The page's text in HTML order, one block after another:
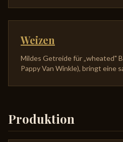
Weizen
Mildes Getreide für „wheated"
Pappy Van Winkle), bringt eine
Produktion